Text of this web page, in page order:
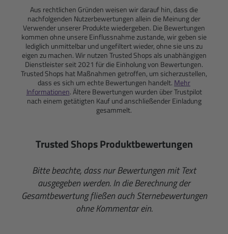
Aus rechtlichen Gründen weisen wir darauf hin, dass die
nachfolgenden Nutzerbewertungen allein die Meinung der
Verwender unserer Produkte wiedergeben. Die Bewertungen
kommen ohne unsere Einflussnahme zustande, wir geben sie
lediglich unmittelbar und ungefiltert wieder, ohne sie uns zu
eigen zu machen. Wir nutzen Trusted Shops als unabhängigen
Dienstleister seit 2021 für die Einholung von Bewertungen.
Trusted Shops hat Maßnahmen getroffen, um sicherzustellen,
dass es sich um echte Bewertungen handelt. Mehr
Informationen. Ältere Bewertungen wurden über Trustpilot
nach einem getätigten Kauf und anschließender Einladung
gesammelt.
Trusted Shops Produktbewertungen
Bitte beachte, dass nur Bewertungen mit Text
ausgegeben werden. In die Berechnung der
Gesamtbewertung fließen auch Sternebewertungen
ohne Kommentar ein.